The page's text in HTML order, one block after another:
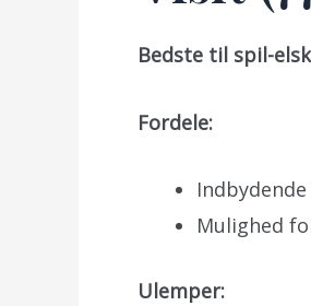
Bedste til spil-
Fordele:
Mulighed
Ulemper: